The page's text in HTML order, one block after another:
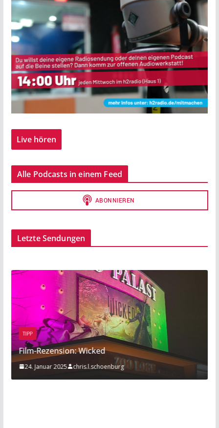
Live hören
Alle Podcasts in einem Feed
Letzte Sendungen
Rezension: Wicked
2025 chris.l.schoenburg 20.